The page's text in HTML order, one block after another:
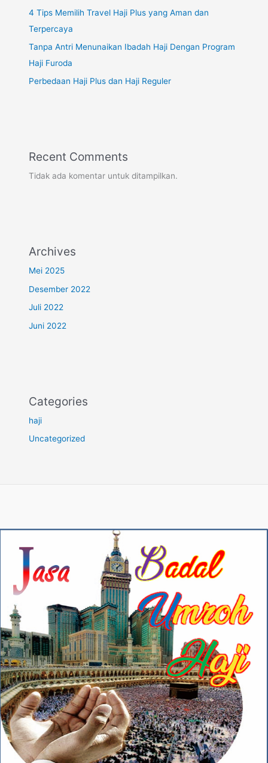
4 Tips Memilih Travel Haji Plus yang Aman dan
Terpercaya
Tanpa Antri Menunaikan Ibadah Haji Dengan Program
Haji Furoda
Perbedaan Haji Plus dan Haji Reguler
Recent Comments
Tidak ada komentar untuk ditampilkan.
Archives
Mei 2025
Desember 2022
Juli 2022
Juni 2022
Categories
haji
Uncategorized